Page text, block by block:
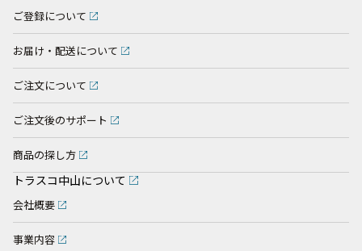
ご登録について
お届け・配送について
ご注文について
ご注文後のサポート
商品の探し方
トラスコ中山について
会社概要
事業内容